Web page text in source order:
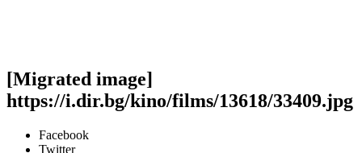
[Migrated image]
https://i.dir.bg/kino/films/13618/33409.jpg
Facebook
Twitter